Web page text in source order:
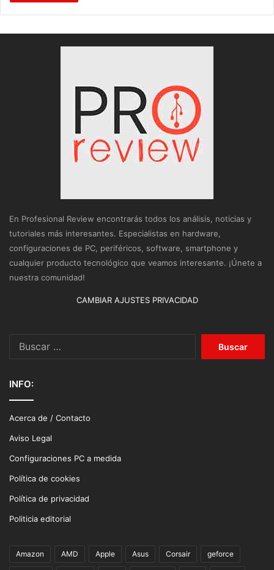
En Profesional Review encontrarás todos los análisis, noticias y
tutoriales más interesantes. Especialistas en hardware,
configuraciones de PC, periféricos, software, smartphone y
cualquier producto tecnológico que veamos interesante. ¡Únete a
nuestra comunidad!
CAMBIAR AJUSTES PRIVACIDAD
INFO:
Acerca de / Contacto
Aviso Legal
Configuraciones PC a medida
Política de cookies
Política de privacidad
Politicia editorial
Amazon AMD Apple Asus Corsair geforce